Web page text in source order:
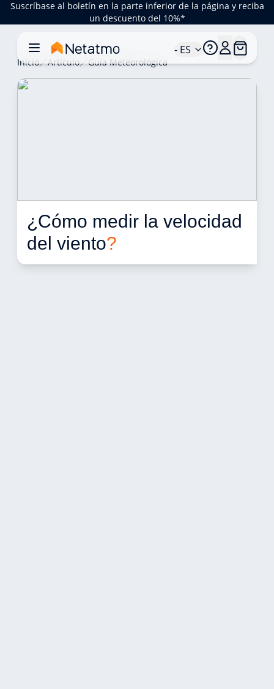
Suscríbase al boletín en la parte inferior de la página y reciba
un descuento del 10%*
- ES
Inicio Artículo Guía Meteorológica
¿Cómo medir la velocidad
del viento?